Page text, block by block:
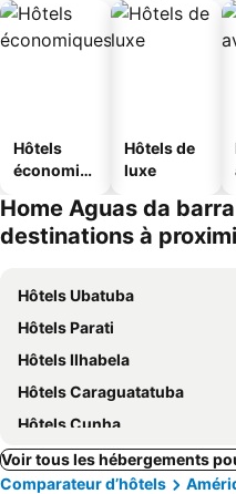
Hôtels
économiq
Hôtels de
luxe
Home Aguas da
destinations à
Hôtels Ubatuba
Hôtels Parati
Hôtels Ilhabela
Hôtels Caraguatatuba
Hôtels Cunha
Voir tous les hébergements
Comparateur d’hôtels